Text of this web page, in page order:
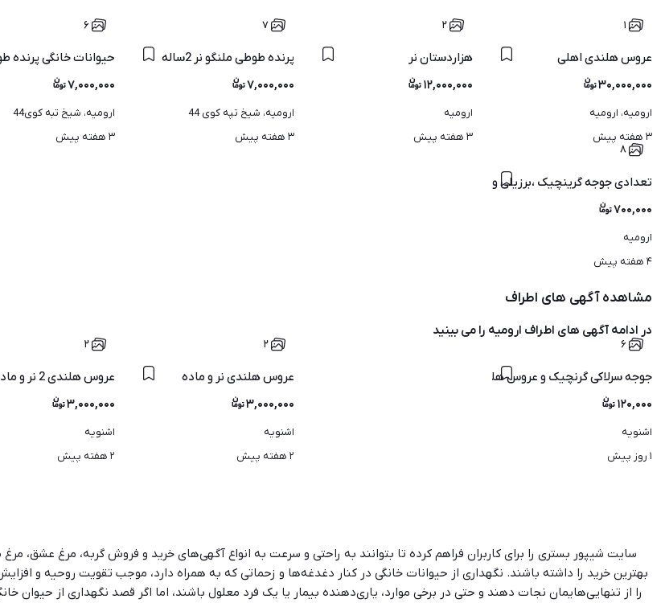
۱
عروس هلندی اهلی
۳۰,۰۰۰,۰۰۰
ارومیه، ارومیه
۳ هفته پیش
۲
هزاردستان نر
۱۲,۰۰۰,۰۰۰
ارومیه
۳ هفته پیش
۷
پرنده طوطی ملنگو نر 2ساله
۷,۰۰۰,۰۰۰
ارومیه، شیخ تپه کوی 44
۳ هفته پیش
۶
حیوانات خانگی پرنده
۷,۰۰۰,۰۰۰
ارومیه، شیخ تبه کوی44
۳ هفته پیش
۸
تعدادی جوجه گرینچیک ،برزیلی و عروس هلندی سرلاکی
۷۰۰,۰۰۰
ارومیه
۴ هفته پیش
مشاهده آگهی های اطراف
در ادامه آگهی های اطراف ارومیه را می بینید
۶
جوجه سرلاکی گرنچیک و عروس هلندی
۱۲۰,۰۰۰
اشنویه
۱ روز پیش
۲
عروس هلندی نر و ماده
۳,۰۰۰,۰۰۰
اشنویه
۲ هفته پیش
۲
عروس هلندی 2 نر و ماده
۳,۰۰۰,۰۰۰
اشنویه
۲ هفته پیش
سایت شیپور بستری را برای کاربران فراهم کرده تا بتوانند به راحتی و سرعت به انواع آگهی‌های خرید و فروش گربه، مرغ عشق،
بهترین خرید را داشته باشند. نگهداری از حیوانات خانگی در کنار دغدغه‌ها و زحماتی که به همراه دارد، موجب تقویت روحیه و
را از تنهایی‌هایمان نجات دهند و حتی در برخی موارد، یاری‌دهنده بیمار یا یک فرد معلول باشند، اما اگر قصد نگهداری از حیوان